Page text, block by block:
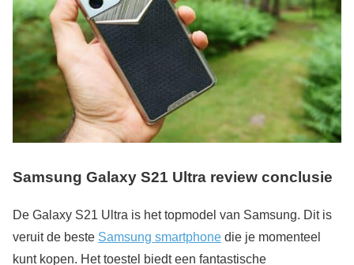
Samsung Galaxy S21 Ultra review conclusie
De Galaxy S21 Ultra is het topmodel van Samsung. Dit is
veruit de beste Samsung smartphone die je momenteel
kunt kopen. Het toestel biedt een fantastische